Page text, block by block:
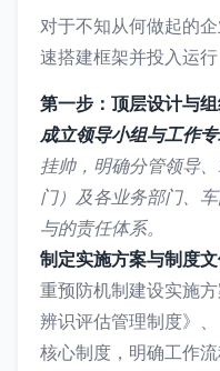
对于不知从何做起的
速搭建框架并投入运行
第一步：顶层设计与
成立领导小组与工作
挂帅，明确分管领导
门）及各业务部门、
与的责任体系。
制定实施方案与制度
重预防机制建设实施
辨识评估管理制度》
核心制度，明确工作流